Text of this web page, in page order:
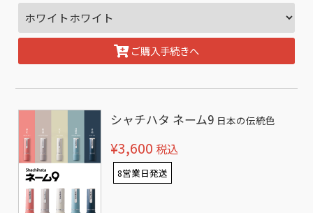
ご購入手続きへ
シャチハタ ネーム9 日本の伝統色
¥3,600 税込
8営業日発送